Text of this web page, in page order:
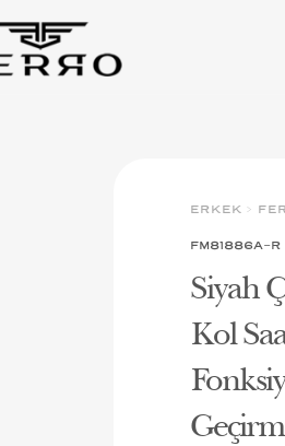
ERKEK >
FM81886A-R
Siyah
Kol